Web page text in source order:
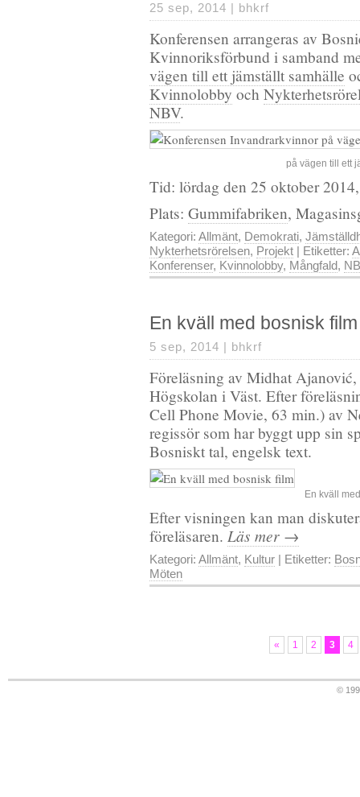
25 sep, 2014 | bhkrf
Konferensen arrangeras av
Kvinnoriksförbund i samband
vägen till ett jämställt samhälle
Kvinnolobby och
NBV.
på vägen till ett
Tid: lördag den 25 oktober
Plats: Gummifabriken,
Kategori: Allmänt, Demokrati,
Nykterhetsrörelsen, Projekt | Etiketter:
Konferenser, Kvinnolobby, Mångfald,
En kväll med bosnisk film
5 sep, 2014 | bhkrf
Föreläsning av Midhat
Högskolan i Väst. Efter
Cell Phone Movie, 63 min.) av
regissör som har byggt upp sin
Bosniskt tal, engelsk text.
En kväll
Efter visningen kan man
föreläsaren. Läs mer →
Kategori: Allmänt, Kultur | Etiketter:
Möten
« 1 2 3 4
©